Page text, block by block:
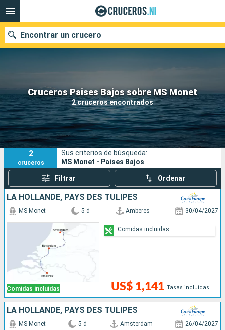
Cruceros Paises Bajos sobre MS Monet
2 cruceros encontrados
Encontrar un crucero
Nuestros destinos
Fecha de salida
Puertos Compañías
Buscar
2
cruceros
Sus criterios de búsqueda:
MS Monet - Paises Bajos
Filtrar Ordenar
LA HOLLANDE, PAYS DES TULIPES
Comidas incluidas
MS Monet 5 d Amberes 30/04/2027
US$ 1,141 Tasas incluidas
Comidas incluidas
LA HOLLANDE, PAYS DES TULIPES
MS Monet 5 d Amsterdam 26/04/2027